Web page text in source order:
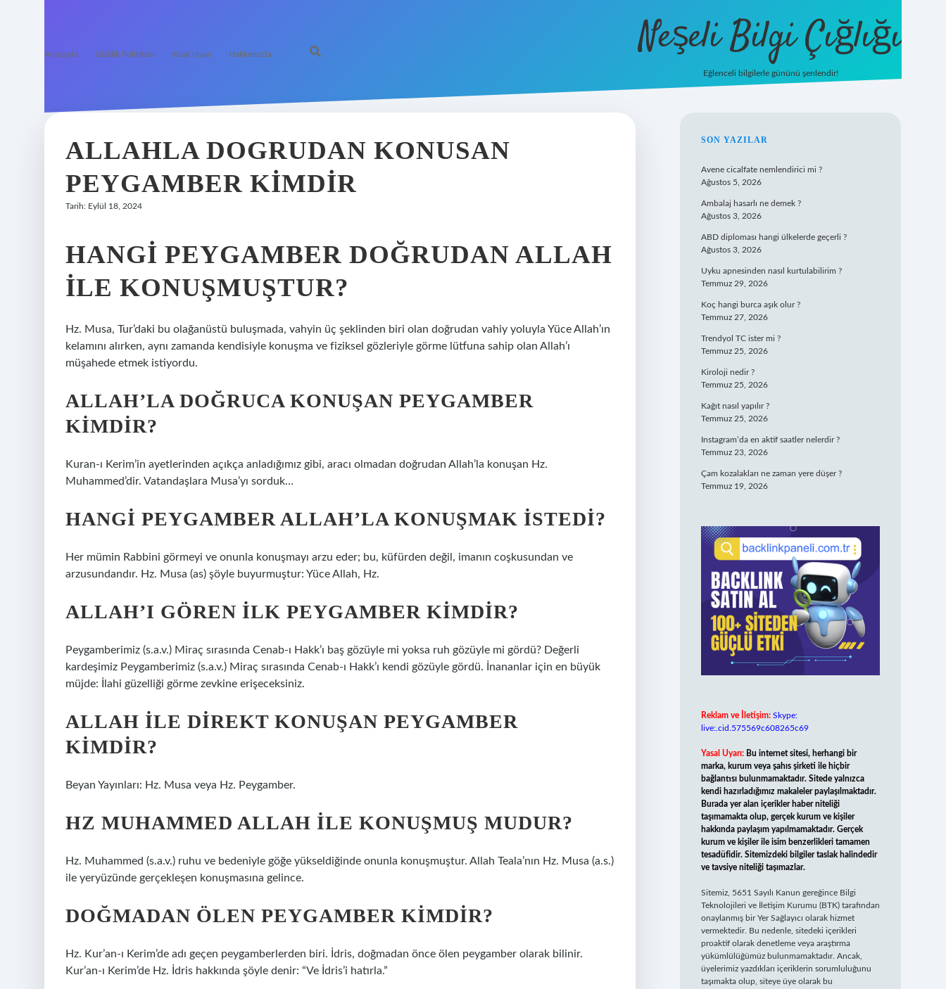
Anasayfa Gizlilik Politikası Yasal Uyarı Hakkımızda Neşeli Bilgi Çığlığı
Eğlenceli bilgilerle gününü şenlendir!
ALLAHLA DOGRUDAN KONUSAN
PEYGAMBER KIMDIR
Tarih: Eylül 18, 2024
HANGI PEYGAMBER DOĞRUDAN ALLAH
ILE KONUŞMUŞTUR?
Hz. Musa, Tur’daki bu olağanüstü buluşmada, vahyin üç şeklinden biri olan doğrudan vahiy yoluyla Yüce Allah’ın
kelamını alırken, aynı zamanda kendisiyle konuşma ve fiziksel gözleriyle görme lütfuna sahip olan Allah’ı
müşahede etmek istiyordu.
ALLAH’LA DOĞRUCA KONUŞAN PEYGAMBER
KIMDIR?
Kuran-ı Kerim’in ayetlerinden açıkça anladığımız gibi, aracı olmadan doğrudan Allah’la konuşan Hz.
Muhammed’dir. Vatandaşlara Musa’yı sorduk…
HANGI PEYGAMBER ALLAH’LA KONUŞMAK ISTEDI?
Her mümin Rabbini görmeyi ve onunla konuşmayı arzu eder; bu, küfürden değil, imanın coşkusundan ve
arzusundandır. Hz. Musa (as) şöyle buyurmuştur: Yüce Allah, Hz.
ALLAH’I GÖREN ILK PEYGAMBER KIMDIR?
Peygamberimiz (s.a.v.) Miraç sırasında Cenab-ı Hakk’ı baş gözüyle mi yoksa ruh gözüyle mi gördü? Değerli
kardeşimiz Peygamberimiz (s.a.v.) Miraç sırasında Cenab-ı Hakk’ı kendi gözüyle gördü. İnananlar için en büyük
müjde: İlahi güzelliği görme zevkine erişeceksiniz.
ALLAH ILE DIREKT KONUŞAN PEYGAMBER
KIMDIR?
Beyan Yayınları: Hz. Musa veya Hz. Peygamber.
HZ MUHAMMED ALLAH ILE KONUŞMUŞ MUDUR?
Hz. Muhammed (s.a.v.) ruhu ve bedeniyle göğe yükseldiğinde onunla konuşmuştur. Allah Teala’nın Hz. Musa (a.s.)
ile yeryüzünde gerçekleşen konuşmasına gelince.
DOĞMADAN ÖLEN PEYGAMBER KIMDIR?
Hz. Kur’an-ı Kerim’de adı geçen peygamberlerden biri. İdris, doğmadan önce ölen peygamber olarak bilinir.
Kur’an-ı Kerim’de Hz. İdris hakkında şöyle denir: “Ve İdris’i hatırla.”
SIDEBAR
SON YAZILAR
Avene cicalfate nemlendirici mi ?
Ağustos 5, 2026
Ambalaj hasarlı ne demek ?
Ağustos 3, 2026
ABD diploması hangi ülkelerde geçerli ?
Ağustos 3, 2026
Uyku apnesinden nasıl kurtulabilirim ?
Temmuz 29, 2026
Koç hangi burca aşık olur ?
Temmuz 27, 2026
Trendyol TC ister mi ?
Temmuz 25, 2026
Kiroloji nedir ?
Temmuz 25, 2026
Kağıt nasıl yapılır ?
Temmuz 25, 2026
Instagram’da en aktif saatler nelerdir ?
Temmuz 23, 2026
Çam kozalakları ne zaman yere düşer ?
Temmuz 19, 2026
Reklam ve İletişim: Skype:
live:.cid.575569c608265c69
Yasal Uyarı: Bu internet sitesi, herhangi bir
marka, kurum veya şahıs şirketi ile hiçbir
bağlantısı bulunmamaktadır. Sitede yalnızca
kendi hazırladığımız makaleler paylaşılmaktadır.
Burada yer alan içerikler haber niteliği
taşımamakta olup, gerçek kurum ve kişiler
hakkında paylaşım yapılmamaktadır. Gerçek
kurum ve kişiler ile isim benzerlikleri tamamen
tesadüfidir. Sitemizdeki bilgiler taslak halindedir
ve tavsiye niteliği taşımazlar.
Sitemiz, 5651 Sayılı Kanun gereğince Bilgi
Teknolojileri ve İletişim Kurumu (BTK) tarafından
onaylanmış bir Yer Sağlayıcı olarak hizmet
vermektedir. Bu nedenle, sitedeki içerikleri
proaktif olarak denetleme veya araştırma
yükümlülüğümüz bulunmamaktadır. Ancak,
üyelerimiz yazdıkları içeriklerin sorumluluğunu
taşımakta olup, siteye üye olarak bu